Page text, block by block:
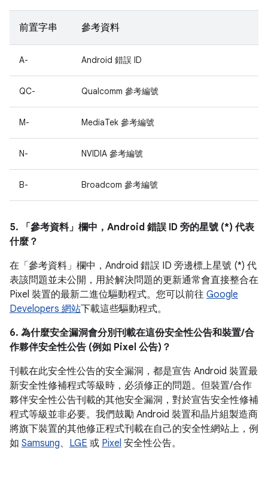
前置字串 參考資料
A- Android 錯誤 ID
QC- Qualcomm 參考編號
M- MediaTek 參考編號
N- NVIDIA 參考編號
B- Broadcom 參考編號
5. 「參考資料」 欄中，Android 錯誤 ID 旁的星號 (*) 代表
什麼？
在「參考資料」 欄中，Android 錯誤 ID 旁邊標上星號 (*) 代
表該問題並未公開，用於解決問題的更新通常會直接整合在
Pixel 裝置的最新二進位驅動程式。您可以前往 Google
Developers 網站下載這些驅動程式。
6. 為什麼安全漏洞會分別刊載在這份安全性公告和裝置/合
作夥伴安全性公告 (例如 Pixel 公告)？
刊載在此安全性公告的安全漏洞，都是宣告 Android 裝置最
新安全性修補程式等級時，必須修正的問題。但裝置/合作
夥伴安全性公告刊載的其他安全漏洞，對於宣告安全性修補
程式等級並非必要。我們鼓勵 Android 裝置和晶片組製造商
將旗下裝置的其他修正程式刊載在自己的安全性網站上，例
如 Samsung、 LGE 或 Pixel 安全性公告。